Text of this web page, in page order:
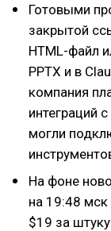
Готовыми
закрытой
HTML-файл
PPTX и в
компания
интеграций
могли
На фоне
на 19:48 мск
$19 за